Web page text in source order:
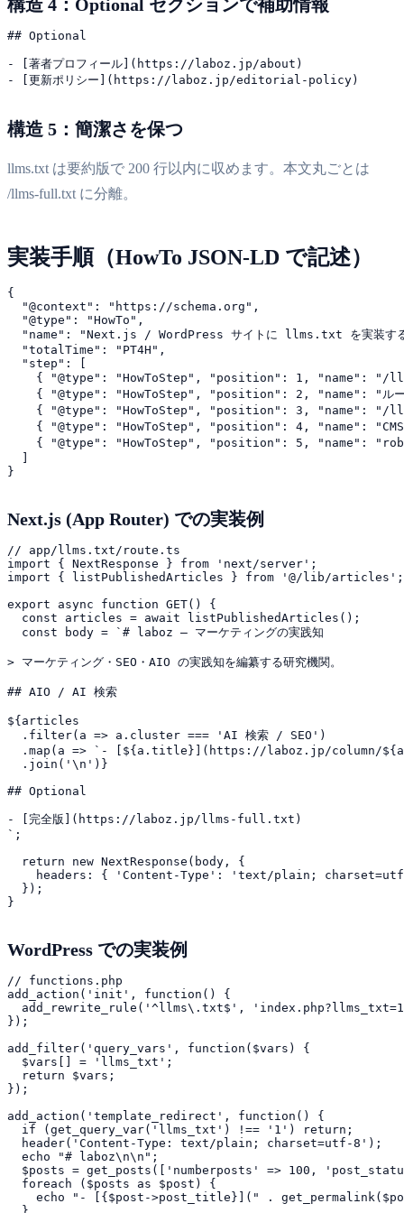
構造 4：Optional セクションで補助情報
## Optional
- [著者プロフィール](https://laboz.jp/about)
構造 5：簡潔さを保つ
llms.txt は要約版で 200 行以内に収めます。本文丸ごとは
/llms-full.txt に分離。
実装手順（HowTo JSON-LD で記述）
{
  "@context": "https://schema.org",
  "@type": "HowTo",
"name": "Next.js / WordPress サイトに llms.txt を実装す
  "totalTime": "PT4H",
  "step": [
{ "@type": "HowToStep", "position": 1, "name": "/
{ "@type": "HowToStep", "position": 2, "name": "ルー
{ "@type": "HowToStep", "position": 3, "name": "/llms-
{ "@type": "HowToStep", "position": 4, "name": "CMS フ
{ "@type": "HowToStep", "position": 5, "name":
  ]
Next.js (App Router) での実装例
// app/llms.txt/route.ts
import { NextResponse } from 'next/server';
import { listPublishedArticles } from '@/lib/articles';
export async function GET() {
  const articles = await listPublishedArticles();
  const body = `# laboz — マーケティングの実践知
> マーケティング・SEO・AIO の実践知を編纂する研究機関。
## AIO / AI 検索
${articles
  .filter(a => a.cluster === 'AI 検索 / SEO')
.map(a => `- [${a.title}](https://laboz.jp/column/
  .join('\n')}
## Optional
- [完全版](https://laboz.jp/llms-full.txt)
`;
  return new NextResponse(body, {
headers: { 'Content-Type': 'text/plain;
  });
WordPress での実装例
// functions.php
add_action('init', function() {
add_rewrite_rule('^llms\.txt$',
});
add_filter('query_vars', function($vars) {
  $vars[] = 'llms_txt';
  return $vars;
});
add_action('template_redirect', function() {
  if (get_query_var('llms_txt') !== '1') return;
  header('Content-Type: text/plain; charset=utf-8');
  echo "# laboz\n\n";
$posts = get_posts(['numberposts' => 100,
  foreach ($posts as $post) {
echo "- [{$post->post_title}](" .